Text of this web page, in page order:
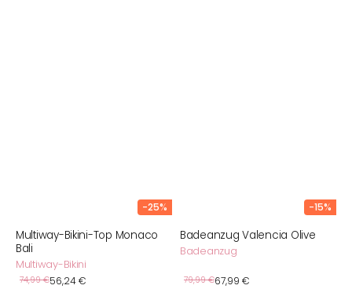
-25%
Multiway-Bikini-Top Monaco
Bali
Multiway-Bikini
Normaler
74,99 €
Verkaufspreis
56,24 €
-15%
Badeanzug Valencia Olive
Badeanzug
Normaler
79,99 €
Verkaufspreis
67,99 €